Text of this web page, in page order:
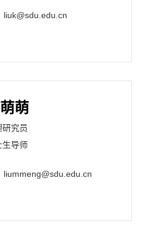
liuk@sdu.edu.cn
萌
研究员
生导师
liummeng@sdu.edu.cn